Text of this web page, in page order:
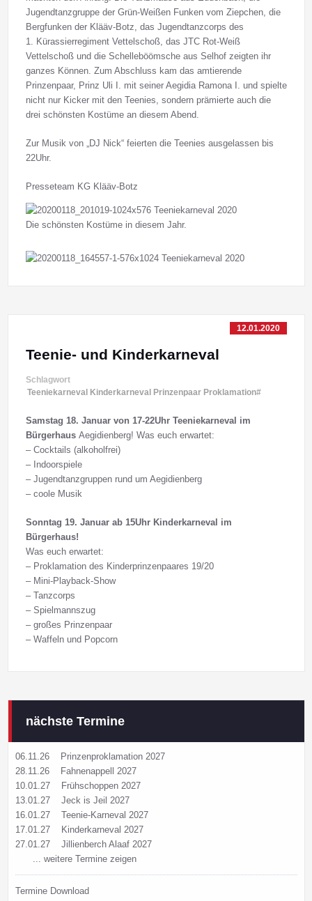
Jugendtanzgruppe der Grün-Weißen Funken vom Ziepchen, die
Bergfunken der Klääv-Botz, das Jugendtanzcorps des
1. Kürassierregiment Vettelschoß, das JTC Rot-Weiß
Vettelschoß und die Schelleböömsche aus Selhof zeigten ihr
ganzes Können. Zum Abschluss kam das amtierende
Prinzenpaar, Prinz Uli I. mit seiner Aegidia Ramona I. und spielte
nicht nur Kicker mit den Teenies, sondern prämierte auch die
drei schönsten Kostüme an diesem Abend.
Zur Musik von „DJ Nick“ feierten die Teenies ausgelassen bis
22Uhr.
Presseteam KG Klääv-Botz
Die schönsten Kostüme in diesem Jahr.
12.01.2020
Teenie- und Kinderkarneval
Schlagwort
Teeniekarneval Kinderkarneval Prinzenpaar Proklamation#
Samstag 18. Januar von 17-22Uhr Teeniekarneval im
Bürgerhaus Aegidienberg! Was euch erwartet:
– Cocktails (alkoholfrei)
– Indoorspiele
– Jugendtanzgruppen rund um Aegidienberg
– coole Musik
Sonntag 19. Januar ab 15Uhr Kinderkarneval im
Bürgerhaus!
Was euch erwartet:
– Proklamation des Kinderprinzenpaares 19/20
– Mini-Playback-Show
– Tanzcorps
– Spielmannszug
– großes Prinzenpaar
– Waffeln und Popcorn
nächste Termine
06.11.26
Prinzenproklamation 2027
28.11.26
Fahnenappell 2027
10.01.27
Frühschoppen 2027
13.01.27 Jeck is Jeil 2027
16.01.27 Teenie-Karneval 2027
17.01.27
Kinderkarneval 2027
27.01.27 Jillienberch Alaaf 2027
... weitere Termine zeigen
Termine Download